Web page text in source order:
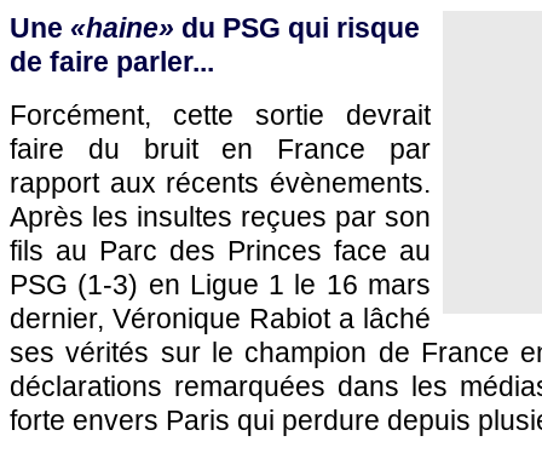
Une «haine» du PSG qui risque
de faire parler...
Forcément, cette sortie devrait
faire du bruit en France par
rapport aux récents évènements.
Après les insultes reçues par son
fils au Parc des Princes face au
PSG (1-3) en Ligue 1 le 16 mars
dernier, Véronique Rabiot a lâché
ses vérités sur le champion de France
déclarations remarquées dans les
forte envers Paris qui perdure depuis